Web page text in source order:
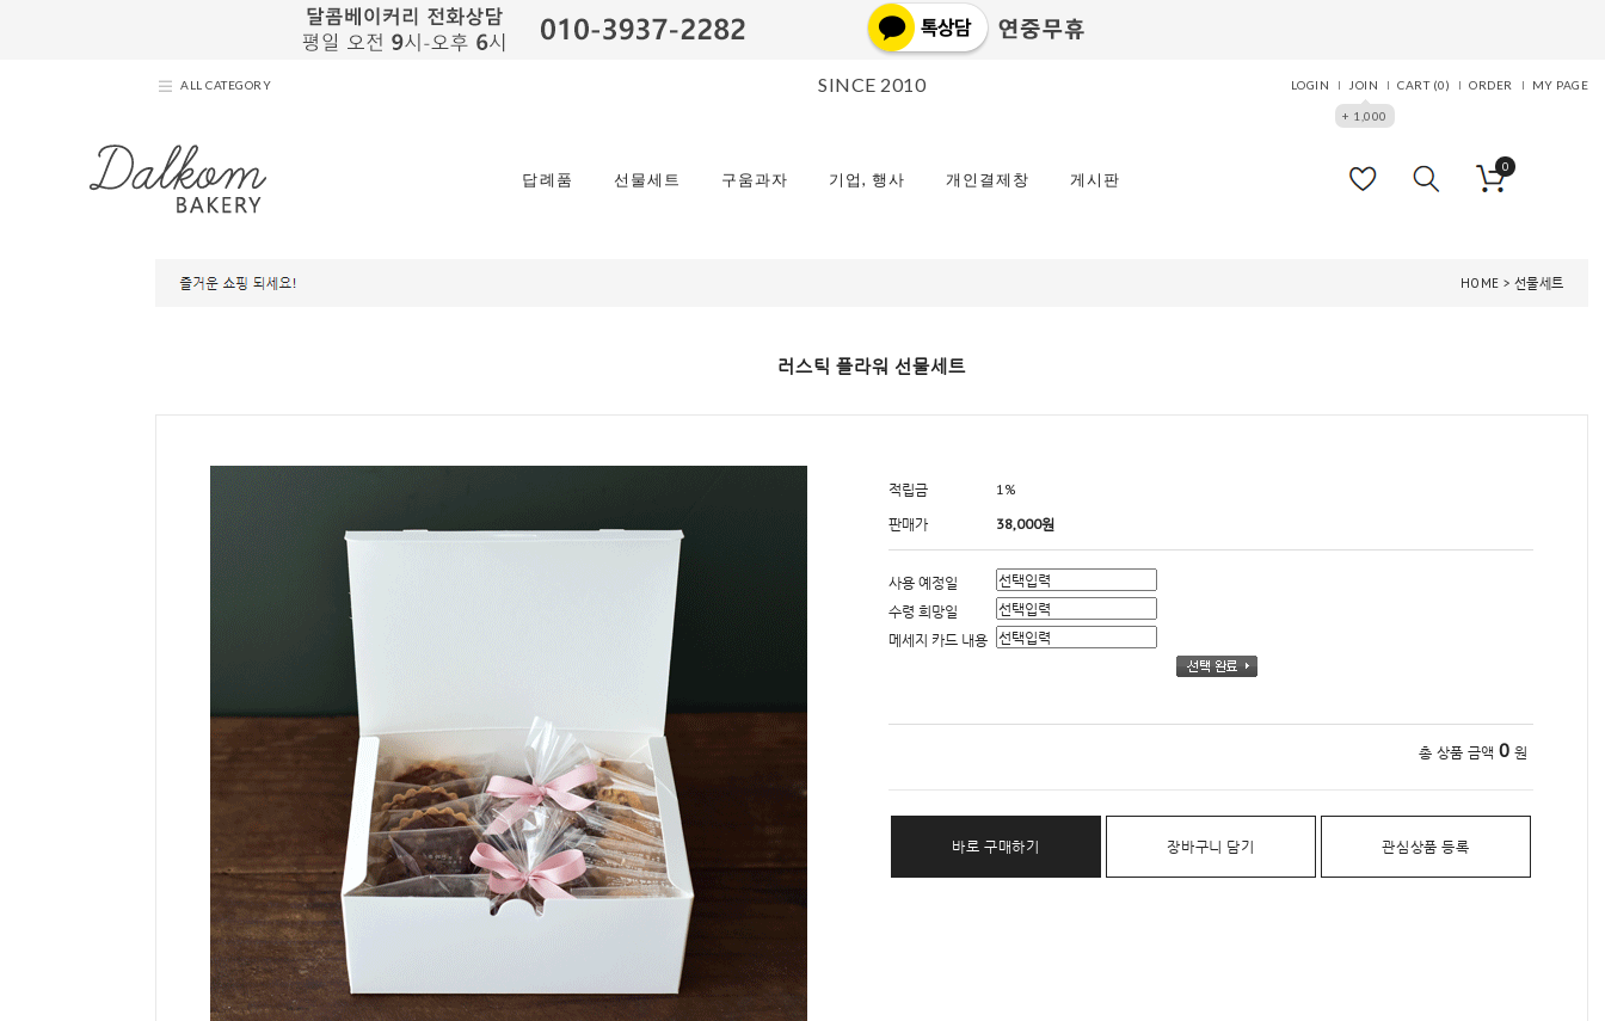
ALL CATEGORY SINCE 2010 LOGIN JOIN
+ 1,000
CART (0) ORDER MY PAGE
0
답례품 선물세트 구움과자 기업, 행사 개인결제창 게시판
HOME > 선물세트
러스틱 플라워 선물세트
적립금
1%
판매가
38,000원
사용 예정일
수령 희망일
메세지 카드 내용
총 상품 금액 0 원
바로 구매하기 장바구니 담기 관심상품 등록